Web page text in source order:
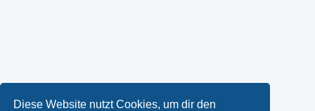
Diese Website nutzt Cookies, um dir den